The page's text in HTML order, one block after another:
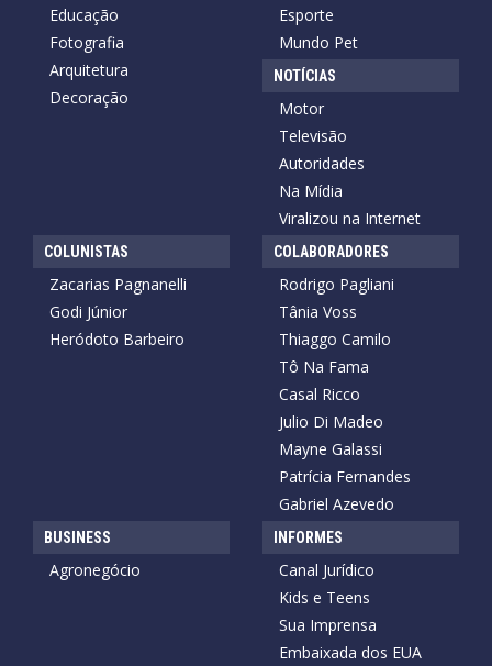
Educação
Fotografia
Arquitetura
Decoração
Esporte
Mundo Pet
NOTÍCIAS
Motor
Televisão
Autoridades
Na Mídia
Viralizou na Internet
COLUNISTAS
Zacarias Pagnanelli
Godi Júnior
Heródoto Barbeiro
COLABORADORES
Rodrigo Pagliani
Tânia Voss
Thiaggo Camilo
Tô Na Fama
Casal Ricco
Julio Di Madeo
Mayne Galassi
Patrícia Fernandes
Gabriel Azevedo
BUSINESS
Agronegócio
INFORMES
Canal Jurídico
Kids e Teens
Sua Imprensa
Embaixada dos EUA